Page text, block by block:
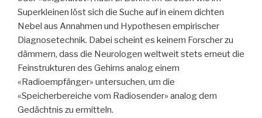
Superkleinen löst sich die Suche auf in einem dichten
Nebel aus Annahmen und Hypothesen empirischer
Diagnosetechnik. Dabei scheint es keinem Forscher zu
dämmern, dass die Neurologen weltweit stets erneut die
Feinstrukturen des Gehirns analog einem
«Radioempfänger» untersuchen, um die
«Speicherbereiche vom Radiosender» analog dem
Gedächtnis zu ermitteln.